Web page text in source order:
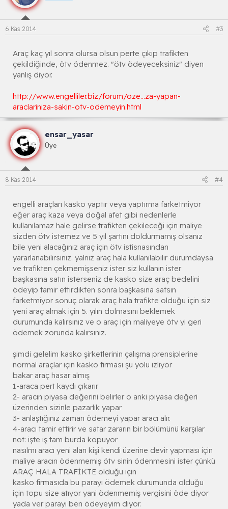
6 Kas 2014 #3
Araç kaç yıl sonra olursa olsun perte çıkıp trafikten
çekildiğinde, ötv ödenmez. "ötv ödeyeceksiniz" diyen
yanlış diyor.
http://www.engelliler.biz/forum/oze...za-yapan-
araclariniza-sakin-otv-odemeyin.html
ensar_yasar
Üye
8 Kas 2014 #4
engelli araçları kasko yaptır veya yaptırma farketmiyor
eğer araç kaza veya doğal afet gibi nedenlerle
kullanılamaz hale gelirse trafikten çekileceği için maliye
sizden ötv istemez ve 5 yıl şartını doldurmamış olsanız
bile yeni alacağınız araç için ötv istisnasından
yararlanabilirsiniz. yalnız araç hala kullanılabilir durumdaysa
ve trafikten çekmemişseniz ister siz kullanın ister
başkasına satın isterseniz de kasko size araç bedelini
ödeyip tamir ettirdikten sonra başkasına satsın
farketmiyor sonuç olarak araç hala trafikte olduğu için siz
yeni araç almak için 5. yılın dolmasını beklemek
durumunda kalırsınız ve o araç için maliyeye ötv yi geri
ödemek zorunda kalırsınız.
şimdi gelelim kasko şirketlerinin çalışma prensiplerine
normal araçlar için kasko firması şu yolu izliyor
bakar araç hasar almış
1-araca pert kaydı çıkarır
2- aracın piyasa değerini belirler o anki piyasa değeri
üzerinden sizinle pazarlık yapar
3- anlaştığınız zaman ödemeyi yapar aracı alır.
4-aracı tamir ettirir ve satar zararın bir bölümünü karşılar
not: işte iş tam burda kopuyor
nasılmı aracı yeni alan kişi kendi üzerine devir yapması için
maliye aracın ödenmemiş ötv sinin ödenmesini ister çünkü
ARAÇ HALA TRAFİKTE olduğu için
kasko firmasıda bu parayı ödemek durumunda olduğu
için topu size atıyor yani ödenmemiş vergisini öde diyor
yada ver parayı ben ödeyeyim diyor.